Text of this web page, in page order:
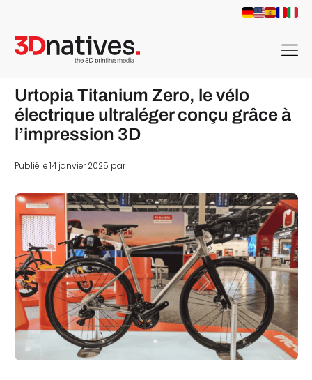
menu
Urtopia Titanium Zero, le vélo
électrique ultraléger conçu grâce à
l’impression 3D
Publié le 14 janvier 2025 par